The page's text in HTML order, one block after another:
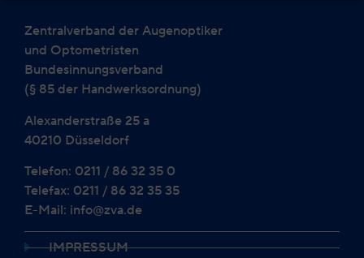
Zentralverband der Augenoptiker
und Optometristen
Bundesinnungsverband
(§ 85 der Handwerksordnung)
Alexanderstraße 25 a
40210 Düsseldorf
Telefon: 0211 / 86 32 35 0
Telefax: 0211 / 86 32 35 35
E-Mail: info@zva.de
IMPRESSUM